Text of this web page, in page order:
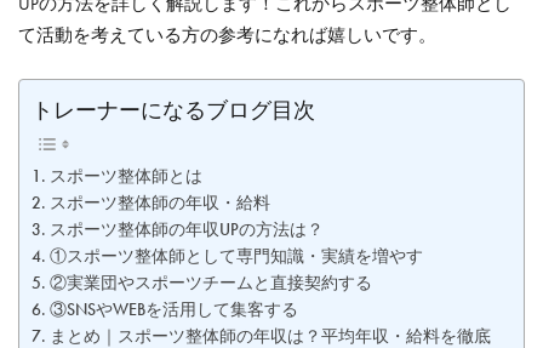
て活動を考えている方の参考になれば嬉しいです。
トレーナーになるブログ目次
スポーツ整体師とは
スポーツ整体師の年収・給料
スポーツ整体師の年収UPの方法は？
①スポーツ整体師として専門知識・実績を増やす
②実業団やスポーツチームと直接契約する
③SNSやWEBを活用して集客する
まとめ｜スポーツ整体師の年収は？平均年収・給料を徹底